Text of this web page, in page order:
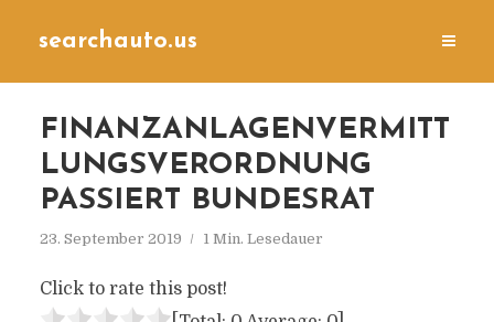
searchauto.us
FINANZANLAGENVERMITT
LUNGSVERORDNUNG
PASSIERT BUNDESRAT
23. September 2019 1 Min. Lesedauer
Click to rate this post!